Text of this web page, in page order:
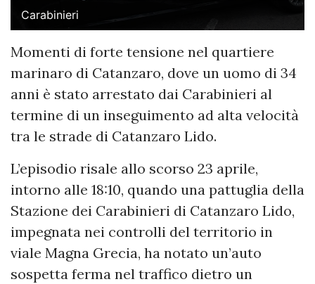
Carabinieri
Momenti di forte tensione nel quartiere
marinaro di Catanzaro, dove un uomo di 34
anni è stato arrestato dai Carabinieri al
termine di un inseguimento ad alta velocità
tra le strade di Catanzaro Lido.
L’episodio risale allo scorso 23 aprile,
intorno alle 18:10, quando una pattuglia della
Stazione dei Carabinieri di Catanzaro Lido,
impegnata nei controlli del territorio in
viale Magna Grecia, ha notato un’auto
sospetta ferma nel traffico dietro un